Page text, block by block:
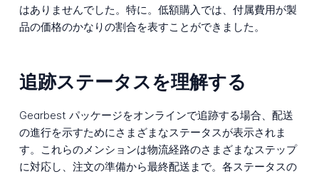
はありませんでした。特に。低額購入では、付属費用が製
品の価格のかなりの割合を表すことができました。
追跡ステータスを理解する
Gearbest パッケージをオンラインで追跡する場合、配送
の進行を示すためにさまざまなステータスが表示されま
す。これらのメンションは物流経路のさまざまなステップ
に対応し、注文の準備から最終配送まで。各ステータスの